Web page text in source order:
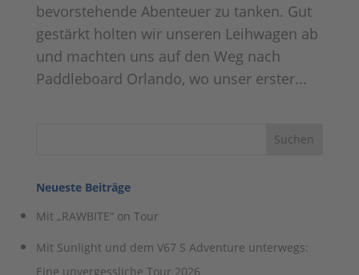
bevorstehende Abenteuer zu tanken. Gut
gestärkt holten wir unseren Leihwagen ab
und machten uns auf den Weg nach
Paddleboard Orlando, wo unser erster...
Neueste Beiträge
Mit „RAWBITE“ on Tour
Mit Sunlight und dem V67 S Adventure unterwegs:
Eine unvergessliche Tour 2026